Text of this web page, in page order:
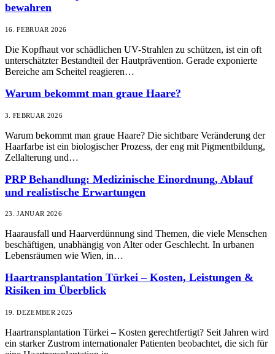
bewahren
16. FEBRUAR 2026
Die Kopfhaut vor schädlichen UV-Strahlen zu schützen, ist ein oft
unterschätzter Bestandteil der Hautprävention. Gerade exponierte
Bereiche am Scheitel reagieren…
Warum bekommt man graue Haare?
3. FEBRUAR 2026
Warum bekommt man graue Haare? Die sichtbare Veränderung der
Haarfarbe ist ein biologischer Prozess, der eng mit Pigmentbildung,
Zellalterung und…
PRP Behandlung: Medizinische Einordnung, Ablauf
und realistische Erwartungen
23. JANUAR 2026
Haarausfall und Haarverdünnung sind Themen, die viele Menschen
beschäftigen, unabhängig von Alter oder Geschlecht. In urbanen
Lebensräumen wie Wien, in…
Haartransplantation Türkei – Kosten, Leistungen &
Risiken im Überblick
19. DEZEMBER 2025
Haartransplantation Türkei – Kosten gerechtfertigt? Seit Jahren wird
ein starker Zustrom internationaler Patienten beobachtet, die sich für